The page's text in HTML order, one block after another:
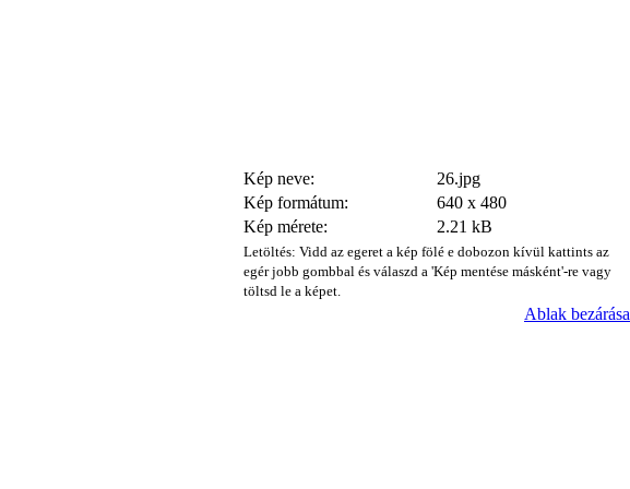
Kép neve:
26.jpg
Kép formátum:
640 x 480
Kép mérete:
2.21 kB
Letöltés: Vidd az egeret a kép fölé e dobozon kívül kattints az
egér jobb gombbal és válaszd a 'Kép mentése másként'-re vagy
töltsd le a képet.
Ablak bezárása